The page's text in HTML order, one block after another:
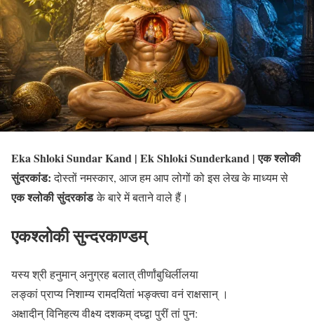
Eka Shloki Sundar Kand | Ek Shloki Sunderkand | एक श्लोकी
सुंदरकांड:दोस्तों नमस्कार, आज हम आप लोगों को इस लेख के माध्यम से
एक श्लोकी सुंदरकांडके बारे में बताने वाले हैं।
एकश्लोकी सुन्दरकाण्डम्
यस्य श्री हनुमान् अनुग्रह बलात् तीर्णांबुधिर्लीलया
लङ्कां प्राप्य निशाम्य रामदयितां भङ्क्त्वा वनं राक्षसान् ।
अक्षादीन् विनिहत्य वीक्ष्य दशकम् दघ्द्वा पुरीं तां पुन: